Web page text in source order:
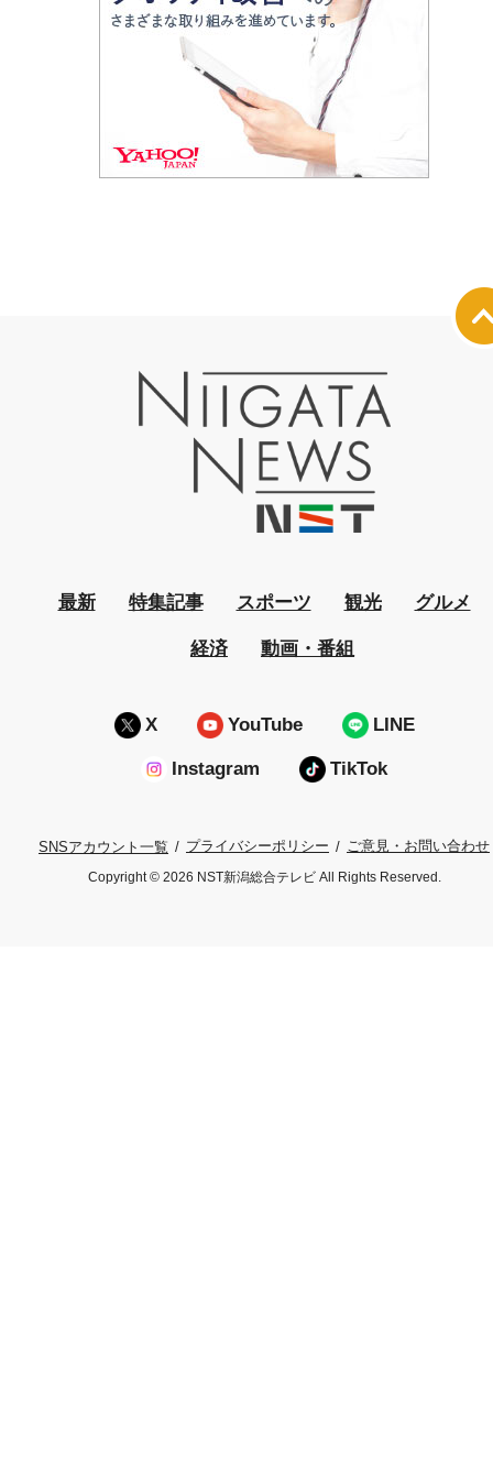
最新 特集記事 スポーツ 観光 グルメ
経済 動画・番組
X YouTube LINE
Instagram TikTok
SNSアカウント一覧 プライバシーポリシー ご意見・お問い合わせ
Copyright © 2026 NST新潟総合テレビ All Rights Reserved.